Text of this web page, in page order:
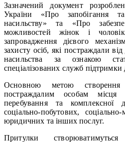
Зазначений документ
України «Про запобігання
насильству» та «Про
можливостей жінок і
запровадження дієвого
захисту осіб, які постраждали
насильства за ознакою
спеціалізованих служб підтримки
Основною метою
постраждалим особам місця
перебування та комплексної
соціально-побутових,
юридичних та інших послуг.
Притулки